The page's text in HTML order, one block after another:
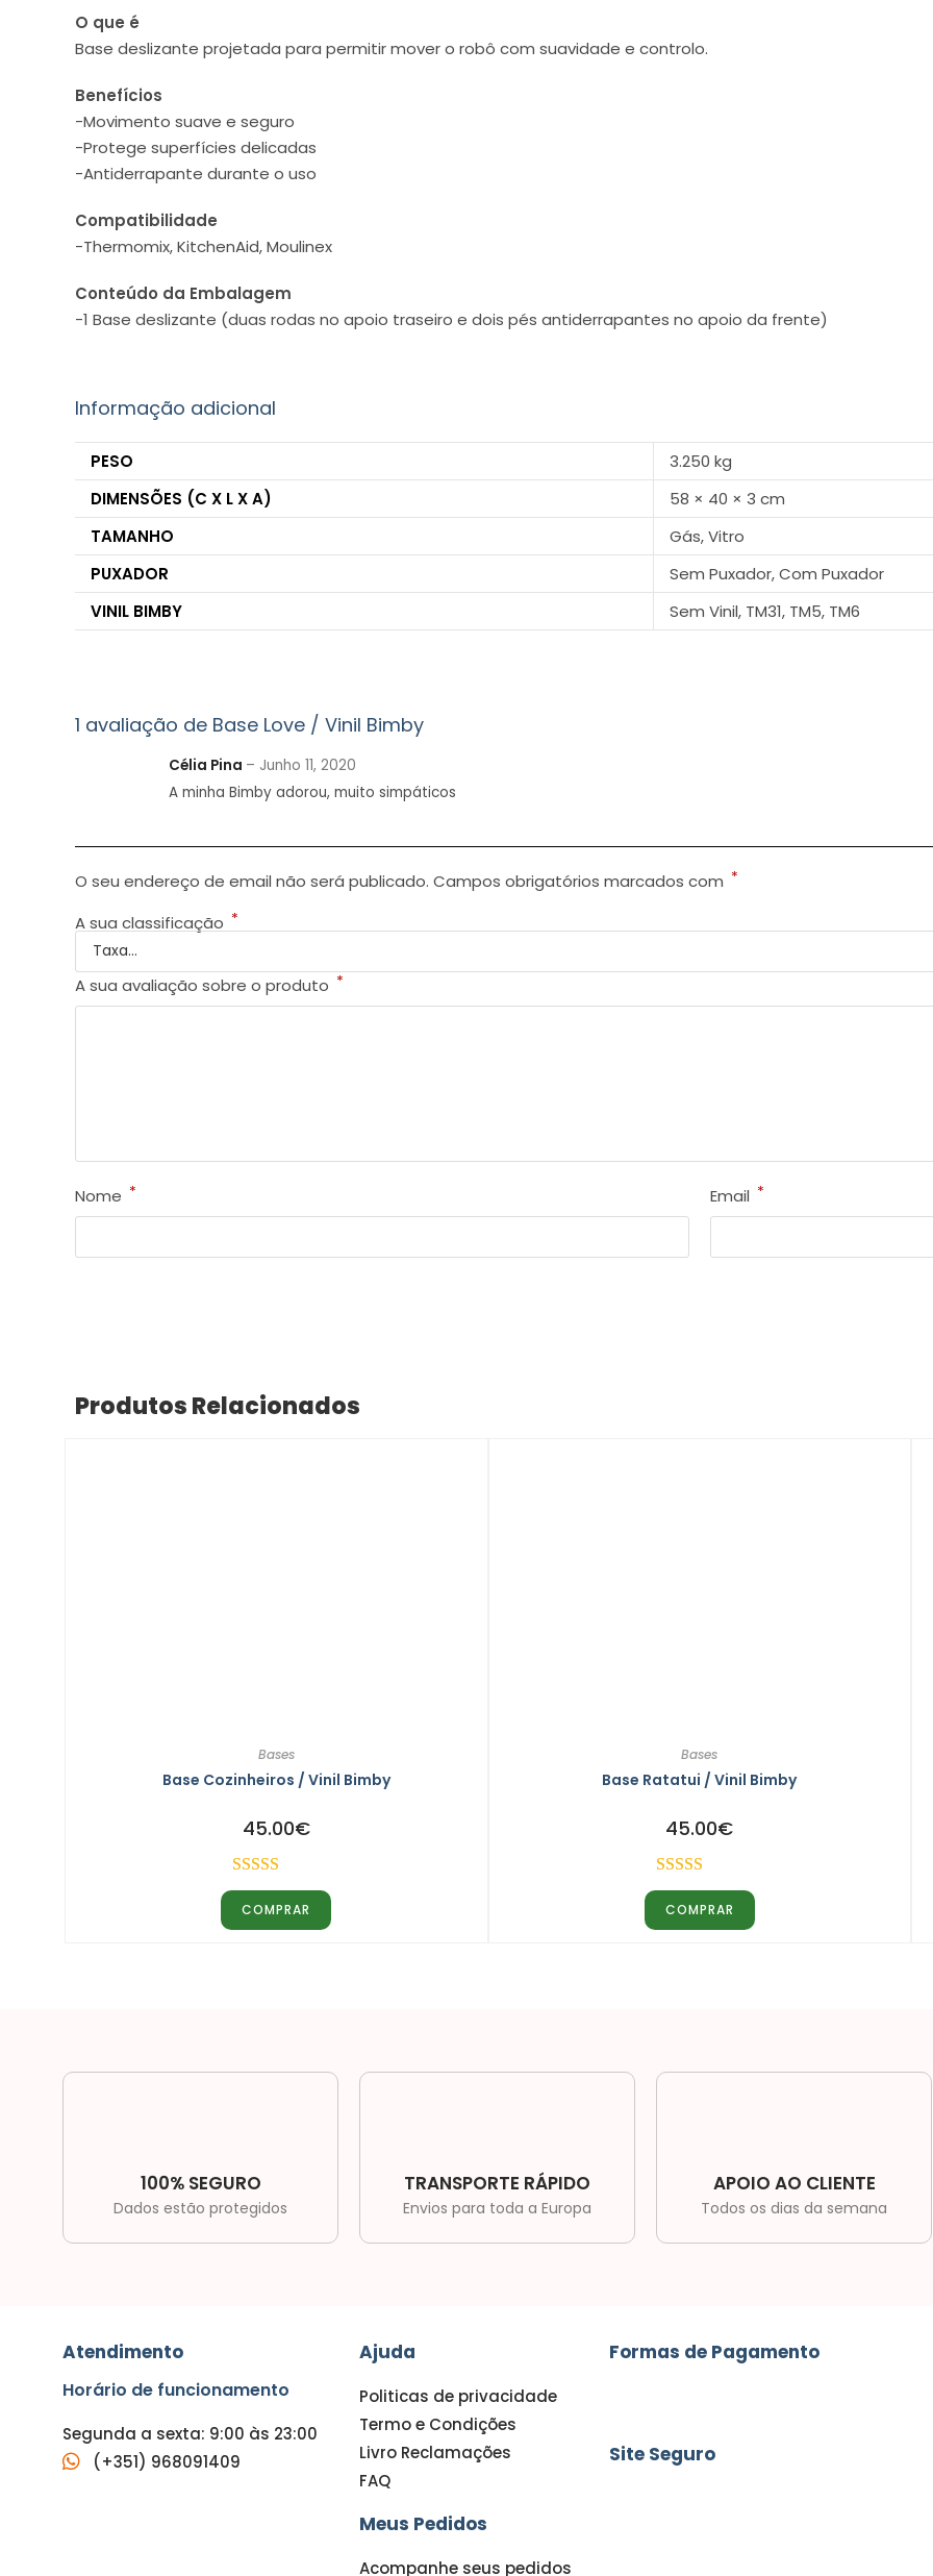
O que é
Base deslizante projetada para permitir mover o robô com suavidade e controlo.
Benefícios
-Movimento suave e seguro
-Protege superfícies delicadas
-Antiderrapante durante o uso
Compatibilidade
-Thermomix, KitchenAid, Moulinex
Conteúdo da Embalagem
-1 Base deslizante (duas rodas no apoio traseiro e dois pés antiderrapantes no apoio da frente)
Informação adicional
PESO
3.250 kg
DIMENSÕES (C X L X A)
58 × 40 × 3 cm
TAMANHO
Gás, Vitro
PUXADOR
Sem Puxador, Com Puxador
VINIL BIMBY
Sem Vinil, TM31, TM5, TM6
1 avaliação de Base Love / Vinil Bimby
Célia Pina – Junho 11, 2020
A minha Bimby adorou, muito simpáticos
O seu endereço de email não será publicado. Campos obrigatórios marcados com *
A sua classificação *
A sua avaliação sobre o produto *
Nome * Email *
Produtos Relacionados
Bases
Base Cozinheiros / Vinil Bimby
45.00€
Avaliação
5.00de 5
COMPRAR
Bases
Base Ratatui / Vinil Bimby
45.00€
Avaliação
4.00de 5
COMPRAR
100% SEGURO
Dados estão protegidos
TRANSPORTE RÁPIDO
Envios para toda a Europa
APOIO AO CLIENTE
Todos os dias da semana
Atendimento
Horário de funcionamento
Segunda a sexta: 9:00 às 23:00
(+351) 968091409
Ajuda
Politicas de privacidade
Termo e Condições
Livro Reclamações
FAQ
Meus Pedidos
Acompanhe seus pedidos
Formas de Pagamento
Site Seguro